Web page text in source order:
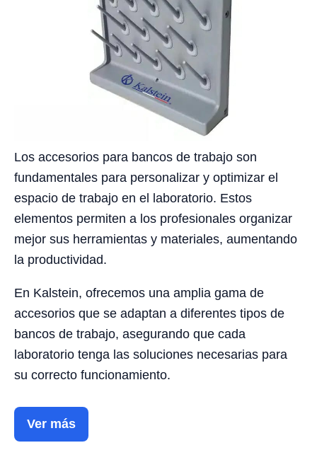
Los accesorios para bancos de trabajo son
fundamentales para personalizar y optimizar el
espacio de trabajo en el laboratorio. Estos
elementos permiten a los profesionales organizar
mejor sus herramientas y materiales, aumentando
la productividad.
En Kalstein, ofrecemos una amplia gama de
accesorios que se adaptan a diferentes tipos de
bancos de trabajo, asegurando que cada
laboratorio tenga las soluciones necesarias para
su correcto funcionamiento.
Ver más